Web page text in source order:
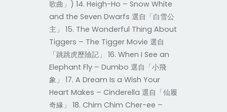
歌曲」) 14. Heigh-Ho – Snow White
and the Seven Dwarfs 選自「白雪公
主」 15. The Wonderful Thing About
Tiggers – The Tigger Movie 選自
「跳跳虎歷險記」 16. When I See an
Elephant Fly – Dumbo 選自「小飛
象」 17. A Dream Is a Wish Your
Heart Makes – Cinderella 選自「仙履
奇緣」 18. Chim Chim Cher-ee –